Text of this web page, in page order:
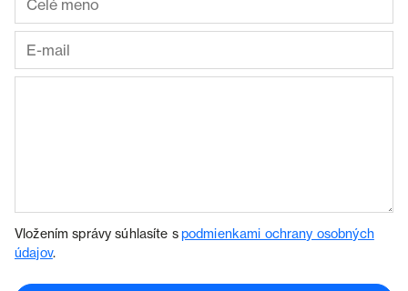
Vložením správy súhlasíte spodmienkami ochrany osobných
údajov.